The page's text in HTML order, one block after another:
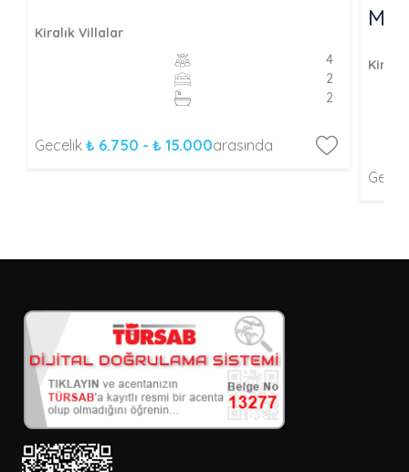
Kiralık Villalar
4
2
2
Gecelik ₺ 6.750 - ₺ 15.000arasında